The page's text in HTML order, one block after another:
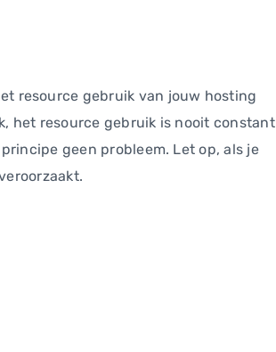
resource gebruik van jouw hosting
het resource gebruik is nooit constant
geen probleem. Let op, als je